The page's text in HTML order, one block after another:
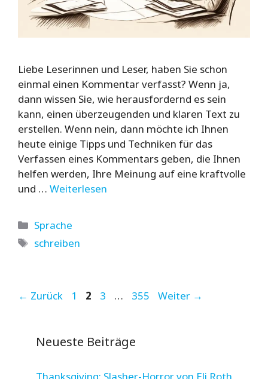
Liebe Leserinnen und Leser, haben Sie schon
einmal einen Kommentar verfasst? Wenn ja,
dann wissen Sie, wie herausfordernd es sein
kann, einen überzeugenden und klaren Text zu
erstellen. Wenn nein, dann möchte ich Ihnen
heute einige Tipps und Techniken für das
Verfassen eines Kommentars geben, die Ihnen
helfen werden, Ihre Meinung auf eine kraftvolle
und … Weiterlesen
Kategorien
Sprache
Schlagwörter
schreiben
← Zurück Seite
1 Seite
2 Seite
3 … Seite
355 Weiter →
Neueste Beiträge
Thanksgiving: Slasher-Horror von Eli Roth